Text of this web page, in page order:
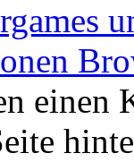
einen